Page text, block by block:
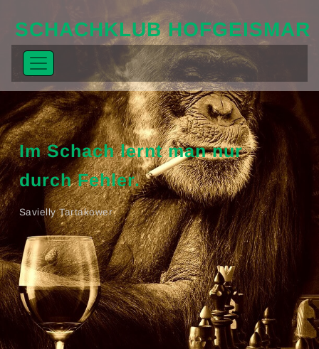
SCHACHKLUB HOFGEISMAR
Im Schach lernt man nur
durch Fehler.
Savielly Tartakower